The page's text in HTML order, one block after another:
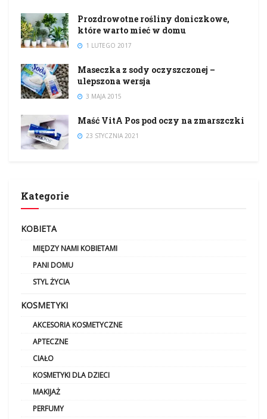
Prozdrowotne rośliny doniczkowe,
które warto mieć w domu
1 LUTEGO 2017
Maseczka z sody oczyszczonej –
ulepszona wersja
3 MAJA 2015
Maść VitA Pos pod oczy na zmarszczki
23 STYCZNIA 2021
Kategorie
KOBIETA
MIĘDZY NAMI KOBIETAMI
PANI DOMU
STYL ŻYCIA
KOSMETYKI
AKCESORIA KOSMETYCZNE
APTECZNE
CIAŁO
KOSMETYKI DLA DZIECI
MAKIJAŻ
PERFUMY